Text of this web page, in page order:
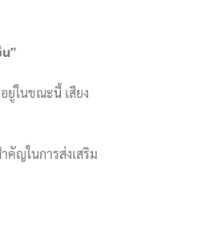
”
ยู่ในขณะนี้ เสียง
คัญในการส่งเสริม